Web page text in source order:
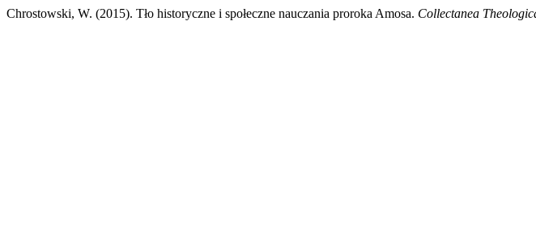
Chrostowski, W. (2015). Tło historyczne i społeczne nauczania proroka Amosa. Collectanea